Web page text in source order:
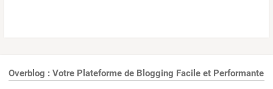
Overblog : Votre Plateforme de Blogging Facile et Performante